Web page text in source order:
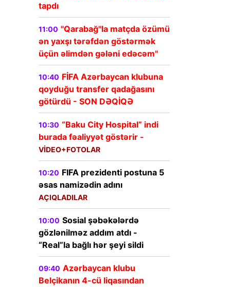
tapdı
11:00 "Qarabağ"la matçda özümü
ən yaxşı tərəfdən göstərmək
üçün əlimdən gələni edəcəm"
10:40 FİFA Azərbaycan klubuna
qoyduğu transfer qadağasını
götürdü - SON DƏQİQƏ
10:30 “Baku City Hospital” indi
burada fəaliyyət göstərir -
VİDEO+FOTOLAR
10:20 FIFA prezidenti postuna 5
əsas namizədin adını
AÇIQLADILAR
10:00 Sosial şəbəkələrdə
gözlənilməz addım atdı -
“Real”la bağlı hər şeyi sildi
09:40 Azərbaycan klubu
Belçikanın 4-cü liqasından